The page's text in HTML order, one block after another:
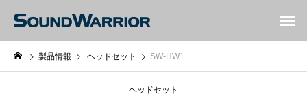
製品情報 ヘッドセット SW-HW1
ヘッドセット